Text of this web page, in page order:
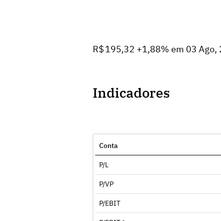
R$ 195,32 +1,88% em 03 Ago,
Indicadores
Conta
P/L
P/VP
P/EBIT